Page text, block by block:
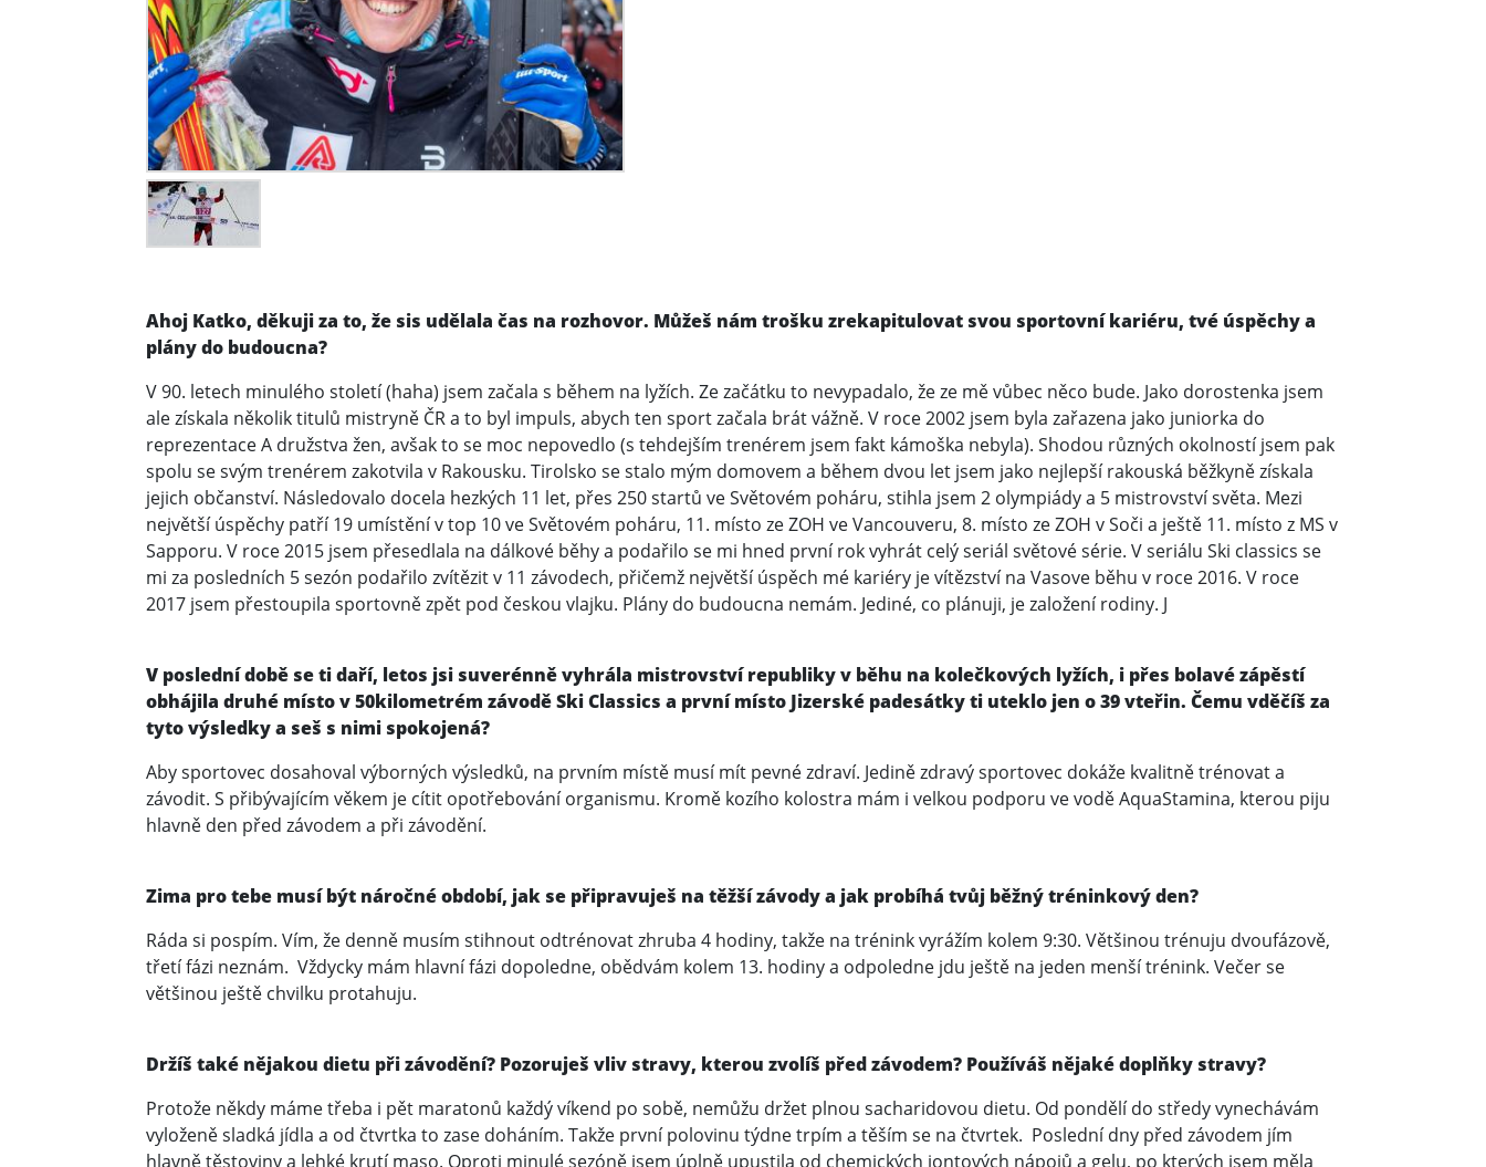
Ahoj Katko, děkuji za to, že sis udělala čas na rozhovor. Můžeš nám trošku zrekapitulovat svou sportovní kariéru, tvé úspěchy a
plány do budoucna?
V 90. letech minulého století (haha) jsem začala s během na lyžích. Ze začátku to nevypadalo, že ze mě vůbec něco bude. Jako dorostenka jsem
ale získala několik titulů mistryně ČR a to byl impuls, abych ten sport začala brát vážně. V roce 2002 jsem byla zařazena jako juniorka do
reprezentace A družstva žen, avšak to se moc nepovedlo (s tehdejším trenérem jsem fakt kámoška nebyla). Shodou různých okolností jsem pak
spolu se svým trenérem zakotvila v Rakousku. Tirolsko se stalo mým domovem a během dvou let jsem jako nejlepší rakouská běžkyně získala
jejich občanství. Následovalo docela hezkých 11 let, přes 250 startů ve Světovém poháru, stihla jsem 2 olympiády a 5 mistrovství světa. Mezi
největší úspěchy patří 19 umístění v top 10 ve Světovém poháru, 11. místo ze ZOH ve Vancouveru, 8. místo ze ZOH v Soči a ještě 11. místo z MS v
Sapporu. V roce 2015 jsem přesedlala na dálkové běhy a podařilo se mi hned první rok vyhrát celý seriál světové série. V seriálu Ski classics se
mi za posledních 5 sezón podařilo zvítězit v 11 závodech, přičemž největší úspěch mé kariéry je vítězství na Vasove běhu v roce 2016. V roce
2017 jsem přestoupila sportovně zpět pod českou vlajku. Plány do budoucna nemám. Jediné, co plánuji, je založení rodiny. J
V poslední době se ti daří, letos jsi suverénně vyhrála mistrovství republiky v běhu na kolečkových lyžích, i přes bolavé zápěstí
obhájila druhé místo v 50kilometrém závodě Ski Classics a první místo Jizerské padesátky ti uteklo jen o 39 vteřin. Čemu vděčíš za
tyto výsledky a seš s nimi spokojená?
Aby sportovec dosahoval výborných výsledků, na prvním místě musí mít pevné zdraví. Jedině zdravý sportovec dokáže kvalitně trénovat a
závodit. S přibývajícím věkem je cítit opotřebování organismu. Kromě kozího kolostra mám i velkou podporu ve vodě AquaStamina, kterou piju
hlavně den před závodem a při závodění.
Zima pro tebe musí být náročné období, jak se připravuješ na těžší závody a jak probíhá tvůj běžný tréninkový den?
Ráda si pospím. Vím, že denně musím stihnout odtrénovat zhruba 4 hodiny, takže na trénink vyrážím kolem 9:30. Většinou trénuju dvoufázově,
třetí fázi neznám. Vždycky mám hlavní fázi dopoledne, obědvám kolem 13. hodiny a odpoledne jdu ještě na jeden menší trénink. Večer se
většinou ještě chvilku protahuju.
Držíš také nějakou dietu při závodění? Pozoruješ vliv stravy, kterou zvolíš před závodem? Používáš nějaké doplňky stravy?
Protože někdy máme třeba i pět maratonů každý víkend po sobě, nemůžu držet plnou sacharidovou dietu. Od pondělí do středy vynechávám
vyloženě sladká jídla a od čtvrtka to zase doháním. Takže první polovinu týdne trpím a těším se na čtvrtek. Poslední dny před závodem jím
hlavně těstoviny a lehké krutí maso. Oproti minulé sezóně jsem úplně upustila od chemických iontových nápojů a gelu, po kterých jsem měla